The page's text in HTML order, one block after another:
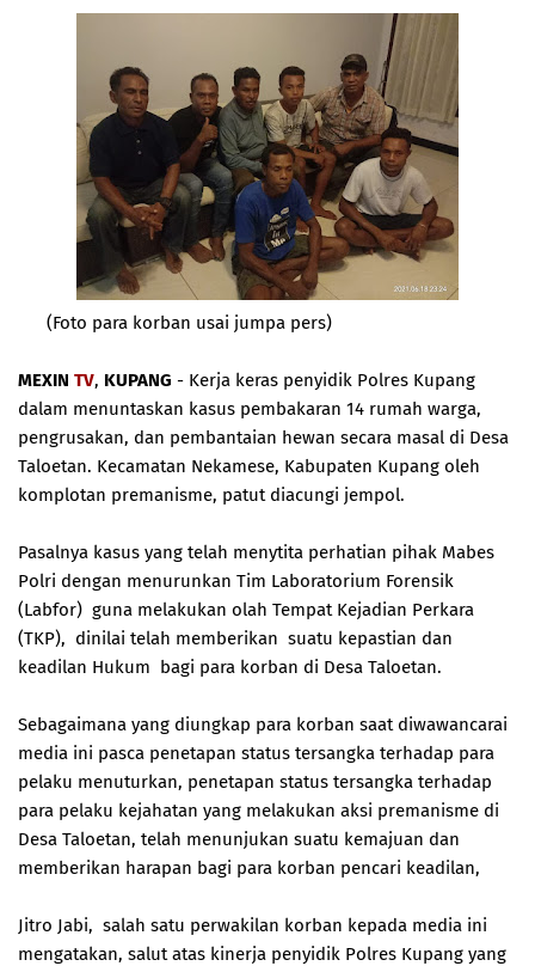
(Foto para korban usai jumpa pers)
MEXIN TV, KUPANG - Kerja keras penyidik Polres Kupang
dalam menuntaskan kasus pembakaran 14 rumah warga,
pengrusakan, dan pembantaian hewan secara masal di Desa
Taloetan. Kecamatan Nekamese, Kabupaten Kupang oleh
komplotan premanisme, patut diacungi jempol.
Pasalnya kasus yang telah menytita perhatian pihak Mabes
Polri dengan menurunkan Tim Laboratorium Forensik
(Labfor) guna melakukan olah Tempat Kejadian Perkara
(TKP), dinilai telah memberikan suatu kepastian dan
keadilan Hukum bagi para korban di Desa Taloetan.
Sebagaimana yang diungkap para korban saat diwawancarai
media ini pasca penetapan status tersangka terhadap para
pelaku menuturkan, penetapan status tersangka terhadap
para pelaku kejahatan yang melakukan aksi premanisme di
Desa Taloetan, telah menunjukan suatu kemajuan dan
memberikan harapan bagi para korban pencari keadilan,
Jitro Jabi, salah satu perwakilan korban kepada media ini
mengatakan, salut atas kinerja penyidik Polres Kupang yang